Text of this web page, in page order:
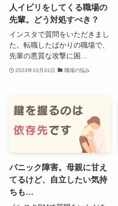
人イビリをしてくる職場の
先輩。どう対処すべき？
インスタで質問をいただきまし
た。転職したばかりの職場で、
先輩の悪質な攻撃に困...
2023年10月31日 職場の悩み
パニック障害。母親に甘え
てるけど、自立したい気持
ちも…